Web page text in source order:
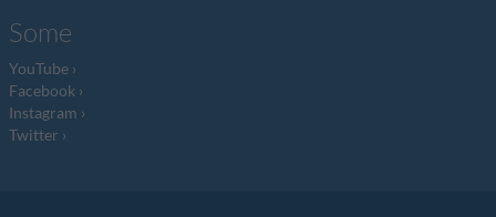
Some
YouTube
Facebook
Instagram
Twitter